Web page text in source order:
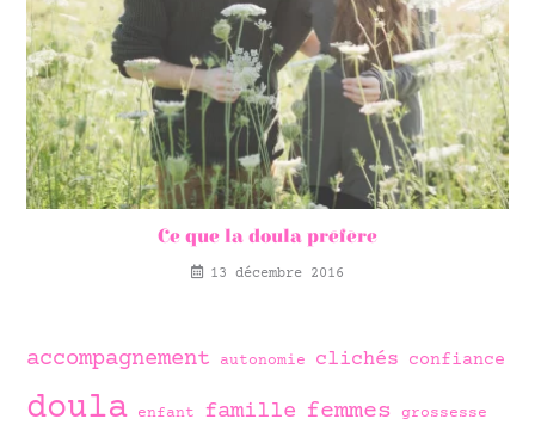
Ce que la doula préfère
13 décembre 2016
accompagnement autonomie clichés confiance
doula enfant famille femmes grossesse